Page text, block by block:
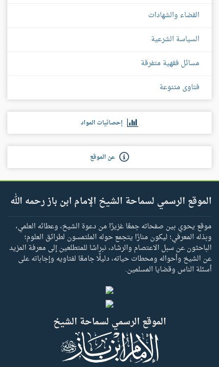
القضاء والشهادات
السياسة الشرعية
مسائل فقهية متفرقة
فتاوى متنوعة
إحصائيات المواد
عن الموقع
الموقع الرسمي لسماحة الشيخ الإمام ابن باز رحمه الله
موقع يحوي بين صفحاته جمعًا غزيرًا من دعوة الشيخ، وعطائه العلمي،
وبذله المعرفي؛ ليكون منارًا يتجمع حوله الملتمسون لطرائق العلوم؛
الباحثون عن سبل الاعتصام والرشاد، نبراسًا للمتطلعين إلى معرفة المزيد
عن الشيخ وأحواله ومحطات حياته، دليلًا جامعًا لفتاويه وإجاباته على
أسئلة الناس وقضايا المسلمين.
الموقع الرسمي لسماحة الشيخ